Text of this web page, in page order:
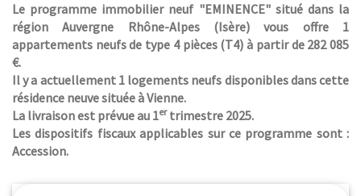
Le programme immobilier neuf "EMINENCE" situé dans la
région Auvergne Rhône-Alpes (Isère) vous offre 1
appartements neufs de type 4 pièces (T4) à partir de 282 085
€.
Il y a actuellement 1 logements neufs disponibles dans cette
résidence neuve située à Vienne.
La livraison est prévue au 1ertrimestre 2025.
Les dispositifs fiscaux applicables sur ce programme sont :
Accession.